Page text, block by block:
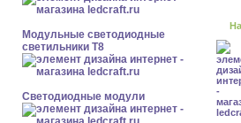
Модульные светодиодные
светильники Т8
Светодиодные модули